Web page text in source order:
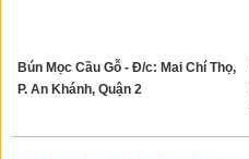
Bún Mọc Cầu Gỗ - Đ/c: Mai Chí Thọ,
P. An Khánh, Quận 2